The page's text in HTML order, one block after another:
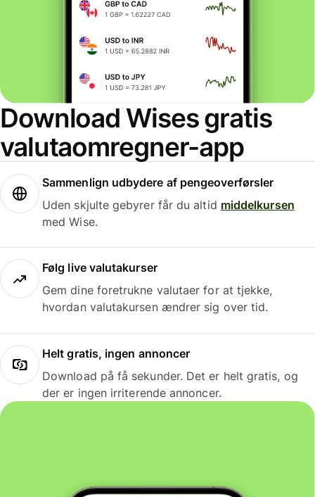
Download Wises gratis
valutaomregner-app
Sammenlign udbydere af pengeoverførsler
Uden skjulte gebyrer får du altid middelkursen
med Wise.
Følg live valutakurser
Gem dine foretrukne valutaer for at tjekke,
hvordan valutakursen ændrer sig over tid.
Helt gratis, ingen annoncer
Download på få sekunder. Det er helt gratis, og
der er ingen irriterende annoncer.